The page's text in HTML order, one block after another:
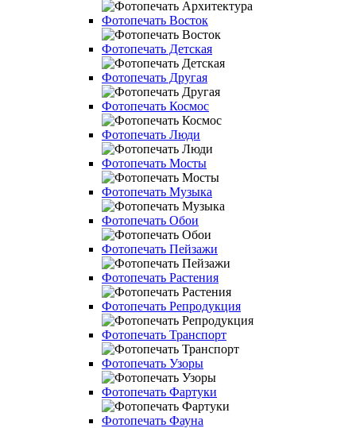
Фотопечать Восток
Фотопечать Детская
Фотопечать Другая
Фотопечать Космос
Фотопечать Люди
Фотопечать Мосты
Фотопечать Музыка
Фотопечать Обои
Фотопечать Пейзажи
Фотопечать Растения
Фотопечать Репродукция
Фотопечать Транспорт
Фотопечать Узоры
Фотопечать Фартуки
Фотопечать Фауна